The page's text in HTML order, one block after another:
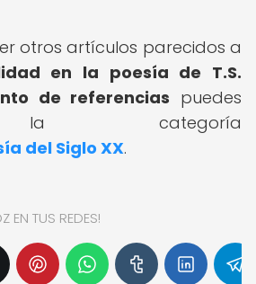
otros artículos parecidos a
en la poesía de T.S.
de referencias puedes
categoría
del Siglo XX.
EN TUS REDES!